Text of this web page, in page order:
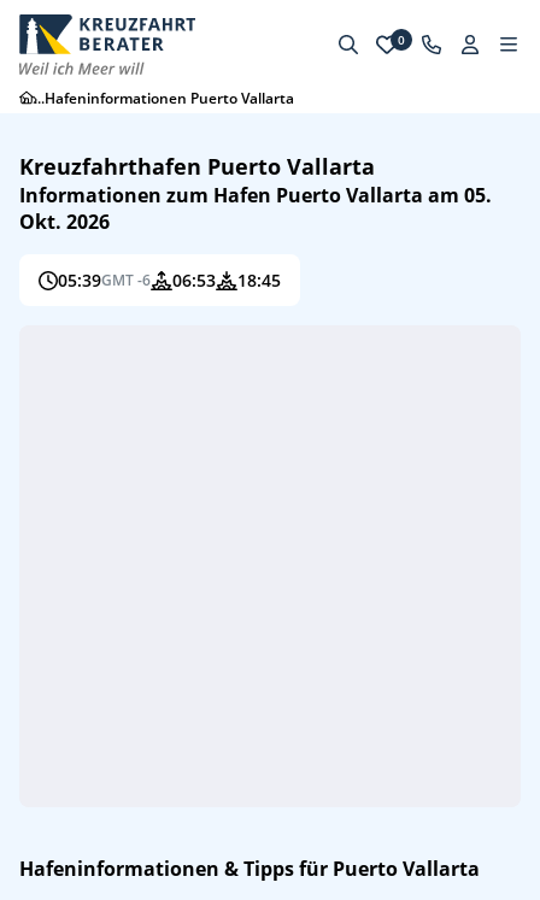
0
...Hafeninformationen Puerto Vallarta
Kreuzfahrthafen Puerto Vallarta
Informationen zum Hafen Puerto Vallarta am 05.
Okt. 2026
05:39GMT -6 06:53 18:45
Hafeninformationen & Tipps für Puerto Vallarta